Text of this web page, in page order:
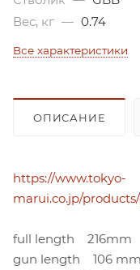
Вес, кг — 0.74
Все характеристики
ОПИСАНИЕ
https://www.tokyo-
marui.co.jp/
full length 216mm
gun length 106 mm